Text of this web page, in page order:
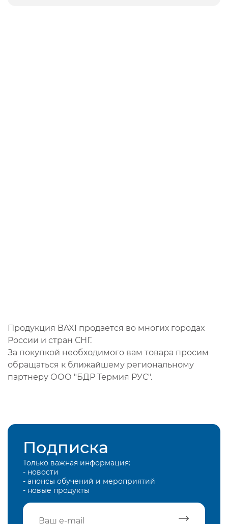
Продукция BAXI продается во многих городах
России и стран СНГ.
За покупкой необходимого вам товара просим
обращаться к ближайшему региональному
партнеру ООО "БДР Термия РУС".
Подписка
Только важная информация:
- новости
- анонсы обучений и мероприятий
- новые продукты